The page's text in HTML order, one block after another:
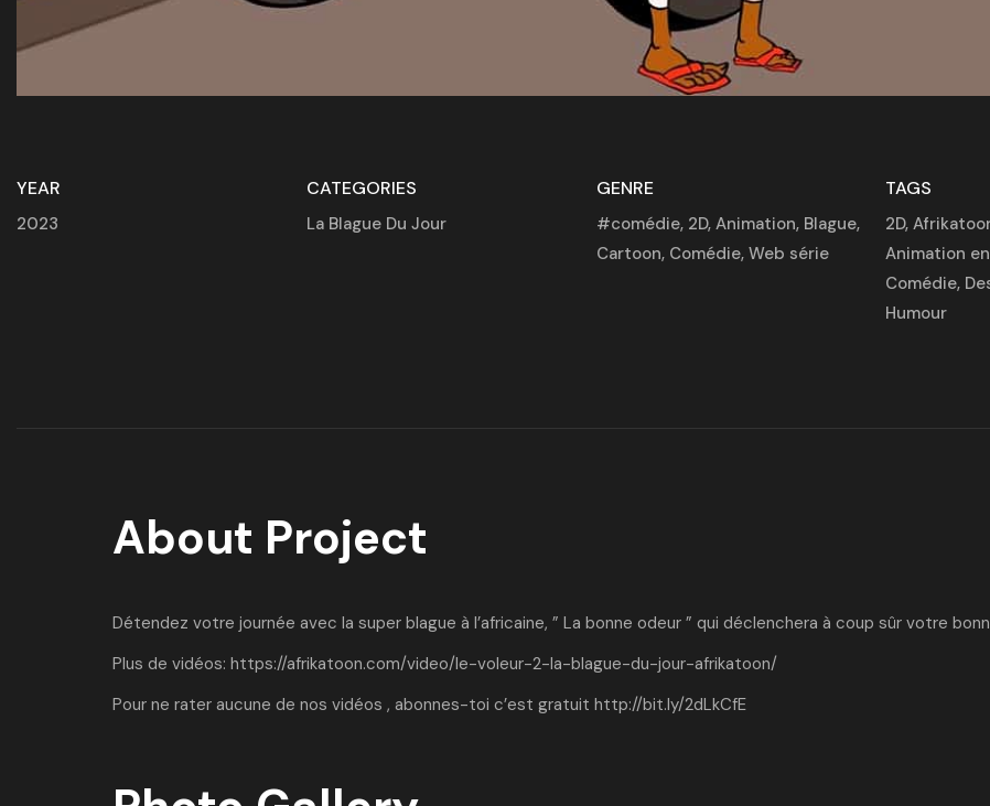
YEAR
2023
CATEGORIES
La Blague Du Jour
GENRE
#comédie, 2D, Animation, Blague,
Cartoon, Comédie, Web série
TAGS
2D,
Animation
Comédie,
Humour
About Project
Détendez votre journée avec la super blague à l’africaine, ” La bonne odeur ” qui déclenchera à coup sûr votre
Plus de vidéos: https://afrikatoon.com/video/le-voleur-2-la-blague-du-jour-afrikatoon/
Pour ne rater aucune de nos vidéos , abonnes-toi c’est gratuit http://bit.ly/2dLkCfE